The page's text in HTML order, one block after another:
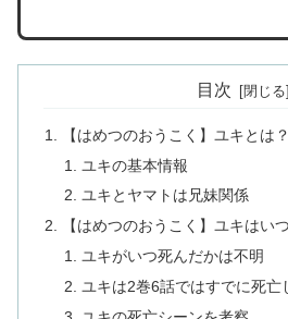
目次
【はめつのおうこく】ユキとは？
ユキの基本情報
ユキとヤマトは兄妹関係
【はめつのおうこく】ユキはい
ユキがいつ死んだかは不明
ユキは2巻6話ではすでに死亡